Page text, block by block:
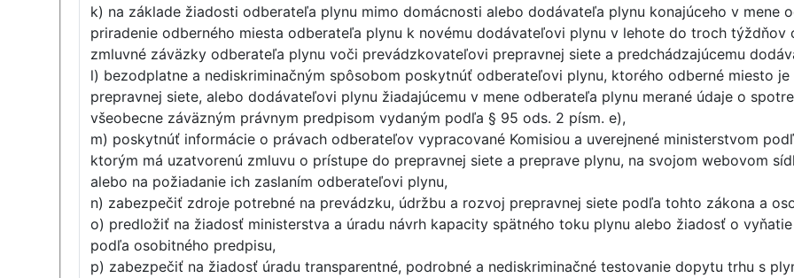
k) na základe žiadosti odberateľa plynu mimo domácnosti alebo dodávateľa plynu konajúceho v mene
priradenie odberného miesta odberateľa plynu k novému dodávateľovi plynu v lehote do troch
zmluvné záväzky odberateľa plynu voči prevádzkovateľovi prepravnej siete a predchádzajúcemu
l) bezodplatne a nediskriminačným spôsobom poskytnúť odberateľovi plynu, ktorého odberné miesto
prepravnej siete, alebo dodávateľovi plynu žiadajúcemu v mene odberateľa plynu merané údaje o
všeobecne záväzným právnym predpisom vydaným podľa § 95 ods. 2 písm. e),
m) poskytnúť informácie o právach odberateľov vypracované Komisiou a uverejnené ministerstvom
ktorým má uzatvorenú zmluvu o prístupe do prepravnej siete a preprave plynu, na svojom webovom
alebo na požiadanie ich zaslaním odberateľovi plynu,
n) zabezpečiť zdroje potrebné na prevádzku, údržbu a rozvoj prepravnej siete podľa tohto zákona a
o) predložiť na žiadosť ministerstva a úradu návrh kapacity spätného toku plynu alebo žiadosť o
podľa osobitného predpisu,
p) zabezpečiť na žiadosť úradu transparentné, podrobné a nediskriminačné testovanie dopytu trhu s